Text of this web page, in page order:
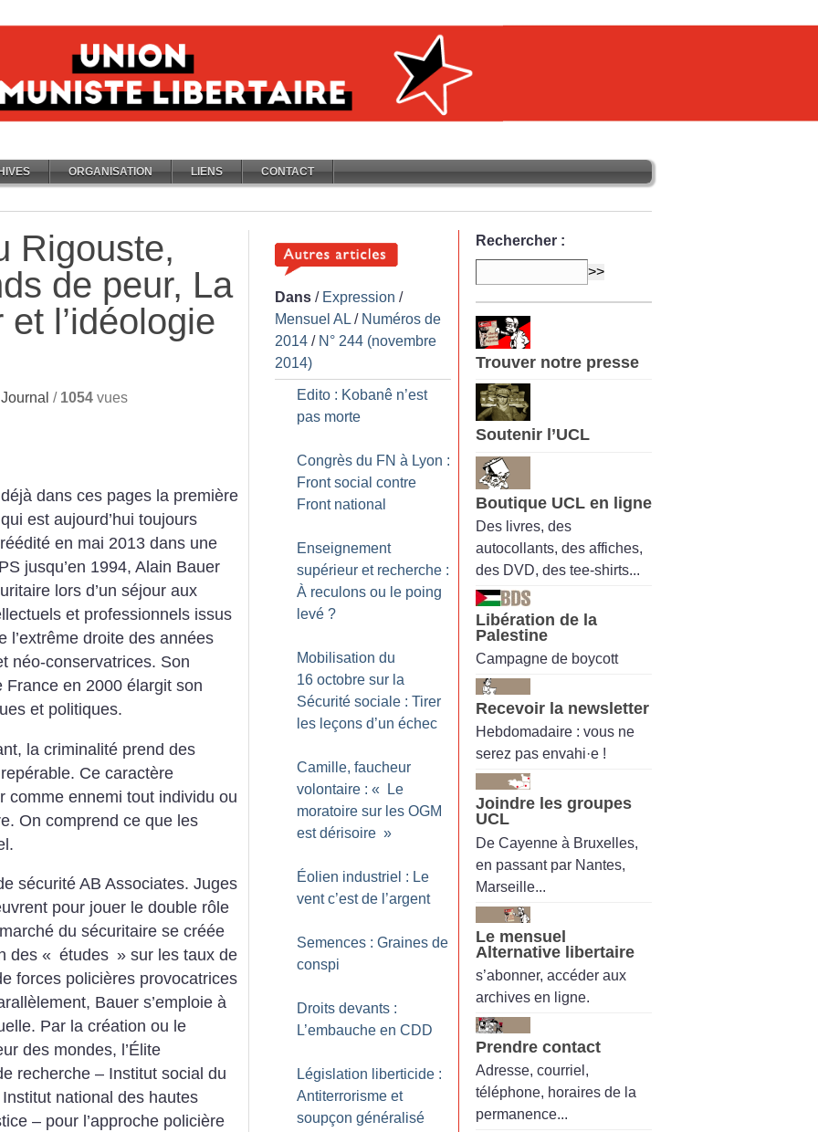
ORGANISATION LIENS CONTACT
Rigouste,
de peur, La
l’idéologie
/ 1054 vues
dans ces pages la première
est aujourd’hui toujours
en mai 2013 dans une
jusqu’en 1994, Alain Bauer
lors d’un séjour aux
et professionnels issus
l’extrême droite des années
néo-conservatrices. Son
en 2000 élargit son
et politiques.
la criminalité prend des
Ce caractère
comme ennemi tout individu ou
On comprend ce que les
sécurité AB Associates. Juges
pour jouer le double rôle
du sécuritaire se créée
des « études » sur les taux de
forces policières provocatrices
Bauer s’emploie à
Par la création ou le
des mondes, l’Élite
recherche – Institut social du
national des hautes
– pour l’approche policière
Dans / Expression /
Mensuel AL / Numéros de
2014 / N° 244 (novembre
2014)
Edito : Kobanê n’est
pas morte
Congrès du FN à Lyon :
Front social contre
Front national
Enseignement
supérieur et recherche :
À reculons ou le poing
levé ?
Mobilisation du
16 octobre sur la
Sécurité sociale : Tirer
les leçons d’un échec
Camille, faucheur
volontaire : «
Le
moratoire sur les OGM
est dérisoire »
Éolien industriel : Le
vent c’est de l’argent
Semences : Graines de
conspi
Droits devants :
L’embauche en CDD
Législation liberticide :
Antiterrorisme et
soupçon généralisé
Rechercher :
Trouver notre presse
Soutenir l’UCL
Boutique UCL en ligne
Des livres, des
autocollants, des affiches,
des DVD, des tee-shirts...
Libération de la
Palestine
Campagne de boycott
Recevoir la newsletter
Hebdomadaire : vous ne
serez pas envahi·e !
Joindre les groupes
UCL
De Cayenne à Bruxelles,
en passant par Nantes,
Marseille...
Le mensuel
Alternative libertaire
s’abonner, accéder aux
archives en ligne.
Prendre contact
Adresse, courriel,
téléphone, horaires de la
permanence...